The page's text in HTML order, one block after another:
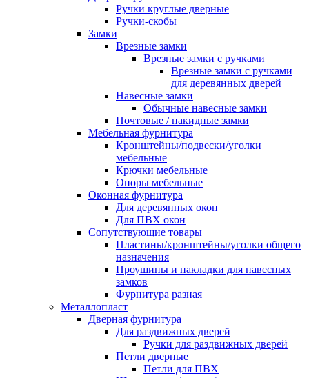
Ручки круглые дверные
Ручки-скобы
Замки
Врезные замки
Врезные замки с ручками
Врезные замки с ручками
для деревянных дверей
Навесные замки
Обычные навесные замки
Почтовые / накидные замки
Мебельная фурнитура
Кронштейны/подвески/уголки
мебельные
Крючки мебельные
Опоры мебельные
Оконная фурнитура
Для деревянных окон
Для ПВХ окон
Сопутствующие товары
Пластины/кронштейны/уголки общего
назначения
Проушины и накладки для навесных
замков
Фурнитура разная
Металлопласт
Дверная фурнитура
Для раздвижных дверей
Ручки для раздвижных дверей
Петли дверные
Петли для ПВХ